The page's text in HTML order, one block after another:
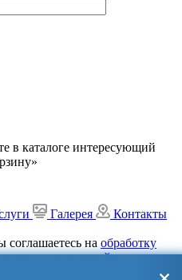
в каталоге интересующий
Галерея
Контакты
соглашаетесь на обработку
сполитикой в
данных